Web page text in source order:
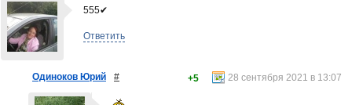
555✔
Ответить
Одиноков Юрий # 28 сентября 2021 в 13:07
+5